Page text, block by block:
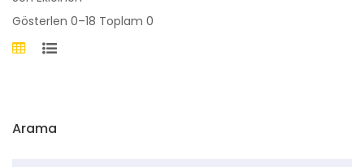
Gösterlen 0–18 Toplam 0
Arama